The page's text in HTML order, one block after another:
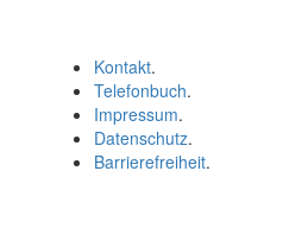
Kontakt.
Telefonbuch.
Impressum.
Datenschutz.
Barrierefreiheit.